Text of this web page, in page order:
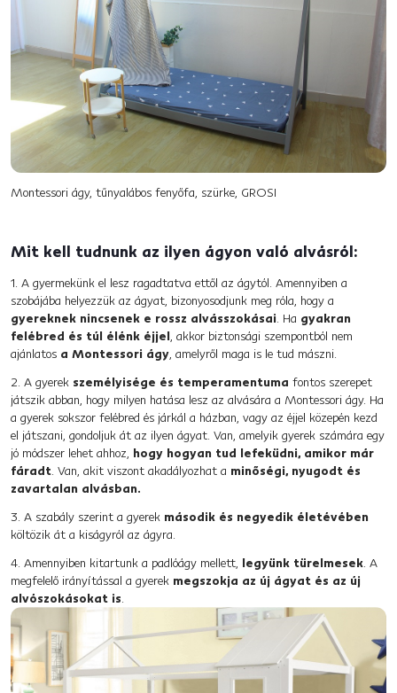
Montessori ágy, tűnyalábos fenyőfa, szürke, GROSI
Mit kell tudnunk az ilyen ágyon való alvásról:
1. A gyermekünk el lesz ragadtatva ettől az ágytól. Amennyiben a
szobájába helyezzük az ágyat, bizonyosodjunk meg róla, hogy a
gyereknek nincsenek e rossz alvásszokásai. Ha gyakran
felébred és túl élénk éjjel, akkor biztonsági szempontból nem
ajánlatos a Montessori ágy, amelyről maga is le tud mászni.
2. A gyerek személyisége és temperamentuma fontos szerepet
játszik abban, hogy milyen hatása lesz az alvására a Montessori ágy. Ha
a gyerek sokszor felébred és járkál a házban, vagy az éjjel közepén kezd
el játszani, gondoljuk át az ilyen ágyat. Van, amelyik gyerek számára egy
jó módszer lehet ahhoz, hogy hogyan tud lefeküdni, amikor már
fáradt. Van, akit viszont akadályozhat a minőségi, nyugodt és
zavartalan alvásban.
3. A szabály szerint a gyerek második és negyedik életévében
költözik át a kiságyról az ágyra.
4. Amennyiben kitartunk a padlóágy mellett, legyünk türelmesek. A
megfelelő irányítással a gyerek megszokja az új ágyat és az új
alvószokásokat is.